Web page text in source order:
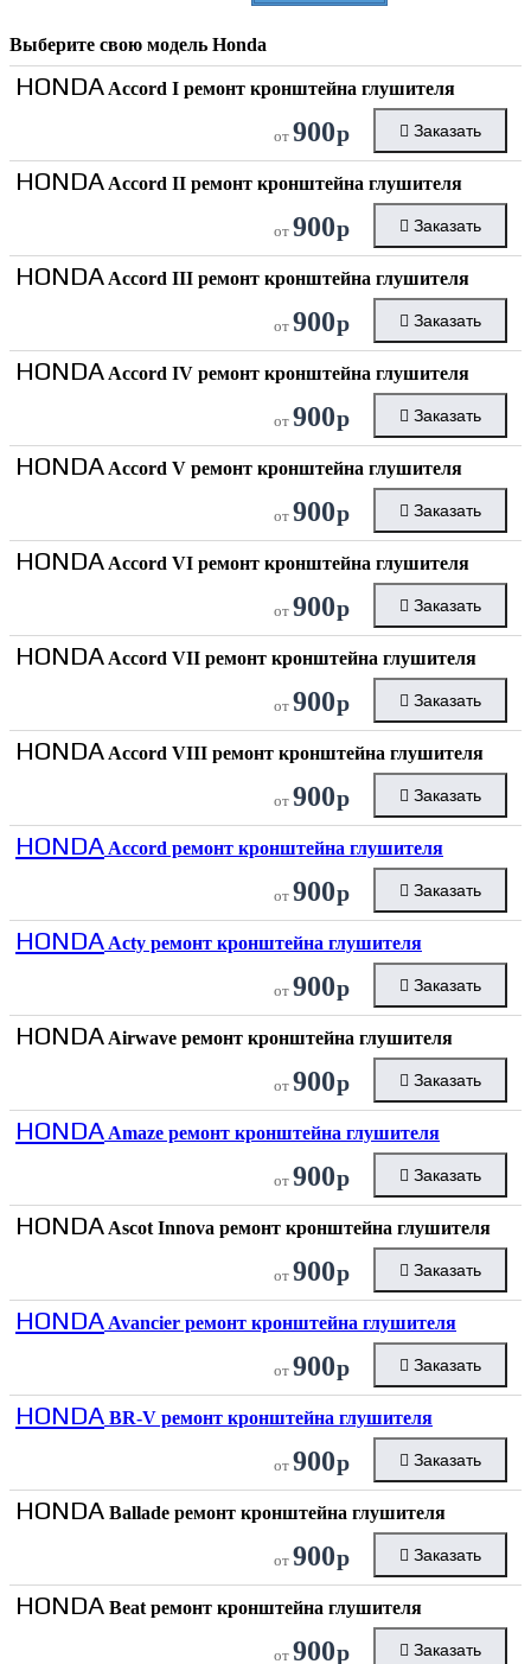
Выберите свою модель Honda
HONDA Accord I ремонт кронштейна глушителя
от 900р Заказать
HONDA Accord II ремонт кронштейна глушителя
от 900р Заказать
HONDA Accord III ремонт кронштейна глушителя
от 900р Заказать
HONDA Accord IV ремонт кронштейна глушителя
от 900р Заказать
HONDA Accord V ремонт кронштейна глушителя
от 900р Заказать
HONDA Accord VI ремонт кронштейна глушителя
от 900р Заказать
HONDA Accord VII ремонт кронштейна глушителя
от 900р Заказать
HONDA Accord VIII ремонт кронштейна глушителя
от 900р Заказать
HONDA Accord ремонт кронштейна глушителя
от 900р Заказать
HONDA Acty ремонт кронштейна глушителя
от 900р Заказать
HONDA Airwave ремонт кронштейна глушителя
от 900р Заказать
HONDA Amaze ремонт кронштейна глушителя
от 900р Заказать
HONDA Ascot Innova ремонт кронштейна глушителя
от 900р Заказать
HONDA Avancier ремонт кронштейна глушителя
от 900р Заказать
HONDA BR-V ремонт кронштейна глушителя
от 900р Заказать
HONDA Ballade ремонт кронштейна глушителя
от 900р Заказать
HONDA Beat ремонт кронштейна глушителя
от 900р Заказать